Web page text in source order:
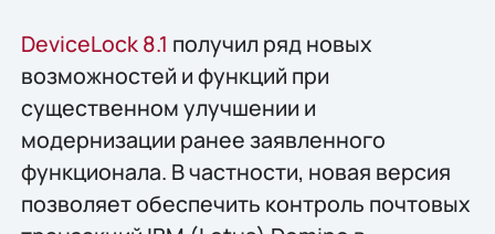
DeviceLock 8.1 получил ряд новых
возможностей и функций при
существенном улучшении и
модернизации ранее заявленного
функционала. В частности, новая версия
позволяет обеспечить контроль почтовых